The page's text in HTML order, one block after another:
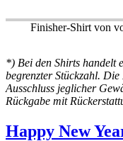
Finisher-Shirt von
*) Bei den Shirts handelt
begrenzter Stückzahl.
Ausschluss jeglicher
Rückgabe mit
Happy New